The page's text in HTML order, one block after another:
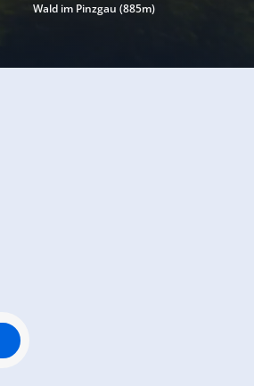
Wald im Pinzgau (885m)